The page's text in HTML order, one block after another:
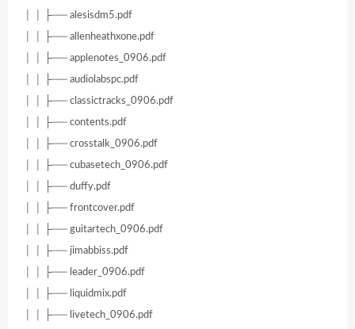
│ │ ├── alesisdm5.pdf
│ │ ├── allenheathxone.pdf
│ │ ├── applenotes_0906.pdf
│ │ ├── audiolabspc.pdf
│ │ ├── classictracks_0906.pdf
│ │ ├── contents.pdf
│ │ ├── crosstalk_0906.pdf
│ │ ├── cubasetech_0906.pdf
│ │ ├── duffy.pdf
│ │ ├── frontcover.pdf
│ │ ├── guitartech_0906.pdf
│ │ ├── jimabbiss.pdf
│ │ ├── leader_0906.pdf
│ │ ├── liquidmix.pdf
│ │ ├── livetech_0906.pdf